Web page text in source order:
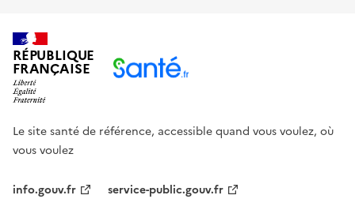
RÉPUBLIQUE
FRANÇAISE
Le site santé de référence, accessible quand vous voulez, où
vous voulez
info.gouv.fr
service-public.gouv.fr